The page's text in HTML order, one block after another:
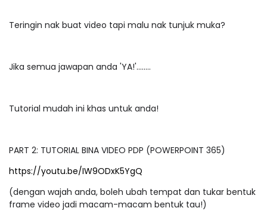
Teringin nak buat video tapi malu nak tunjuk muka?
Jika semua jawapan anda 'YA!'........
Tutorial mudah ini khas untuk anda!
PART 2: TUTORIAL BINA VIDEO PDP (POWERPOINT 365)
https://youtu.be/IW9ODxK5YgQ
(dengan wajah anda, boleh ubah tempat dan tukar bentuk
frame video jadi macam-macam bentuk tau!)